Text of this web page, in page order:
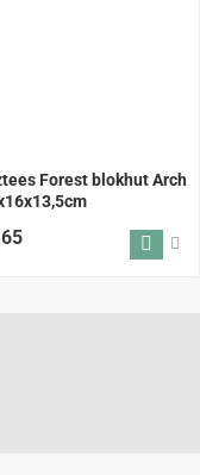
Forest blokhut Arch